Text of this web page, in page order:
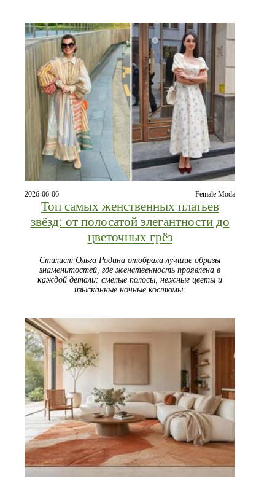
2026-06-06 Female Moda
Топ самых женственных платьев
звёзд: от полосатой элегантности до
цветочных грёз
Стилист Ольга Родина отобрала лучшие образы
знаменитостей, где женственность проявлена в
каждой детали: смелые полосы, нежные цветы и
изысканные ночные костюмы.